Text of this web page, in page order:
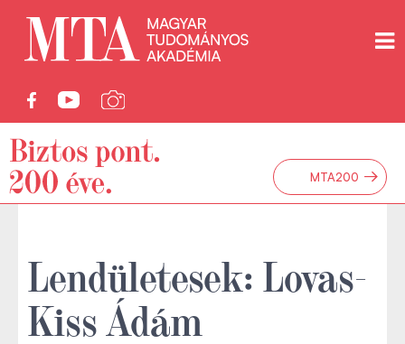
MTA200 →
Lendületesek: Lovas-
Kiss Ádám